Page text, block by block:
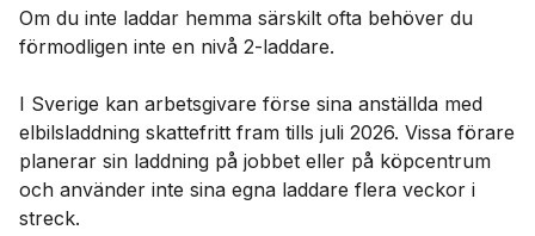
Om du inte laddar hemma särskilt ofta behöver du
förmodligen inte en nivå 2-laddare.
I Sverige kan arbetsgivare förse sina anställda med
elbilsladdning skattefritt fram tills juli 2026. Vissa förare
planerar sin laddning på jobbet eller på köpcentrum
och använder inte sina egna laddare flera veckor i
streck.